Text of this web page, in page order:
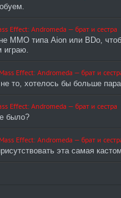
Effect: Andromeda — брат и сестра
MMO типа Aion или BDo,
играю.
Effect: Andromeda — брат и
то, хотелось бы больше
Effect: Andromeda — брат и сестра
было?
Effect: Andromeda — брат и
эта самая